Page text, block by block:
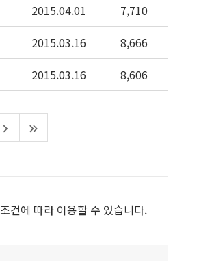
2015.04.01
7,710
2015.03.16
8,666
2015.03.16 8,606
조건에 따라 이용할 수 있습니다.